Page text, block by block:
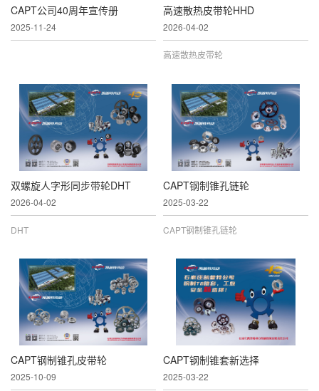
CAPT公司40周年宣传册
2025-11-24
高速散热皮带轮HHD
2026-04-02
高速散热皮带轮
双螺旋人字形同步带轮DHT
2026-04-02
DHT
CAPT钢制锥孔链轮
2025-03-22
CAPT钢制锥孔链轮
CAPT钢制锥孔皮带轮
2025-10-09
CAPT钢制锥套新选择
2025-03-22